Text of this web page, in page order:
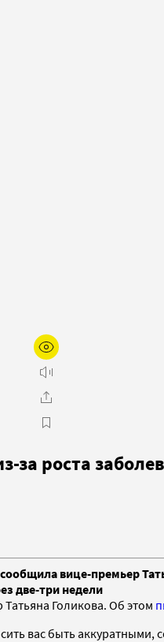
роста
вице-премьер
две-три недели
Голикова. Об этом
вас быть